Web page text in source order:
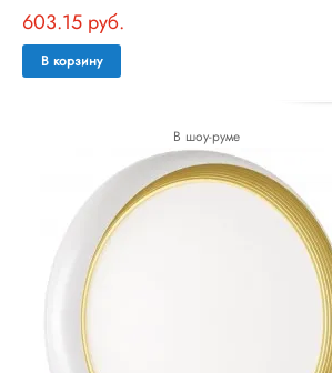
603.15 руб.
В корзину
В шоу-руме